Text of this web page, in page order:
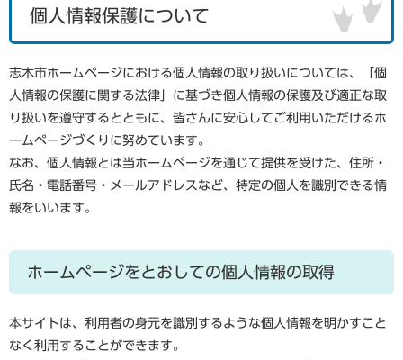
個人情報保護について
志木市ホームページにおける個人情報の取り扱いについては、「個
人情報の保護に関する法律」に基づき個人情報の保護及び適正な取
り扱いを遵守するとともに、皆さんに安心してご利用いただけるホ
ームページづくりに努めています。
なお、個人情報とは当ホームページを通じて提供を受けた、住所・
氏名・電話番号・メールアドレスなど、特定の個人を識別できる情
報をいいます。
ホームページをとおしての個人情報の取得
本サイトは、利用者の身元を識別するような個人情報を明かすこと
なく利用することができます。